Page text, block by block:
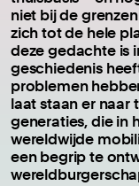
niet bij de
zich tot de hele
deze gedachte is
geschiedenis
problemen
laat staan er naar
generaties, die in
wereldwijde
een begrip te